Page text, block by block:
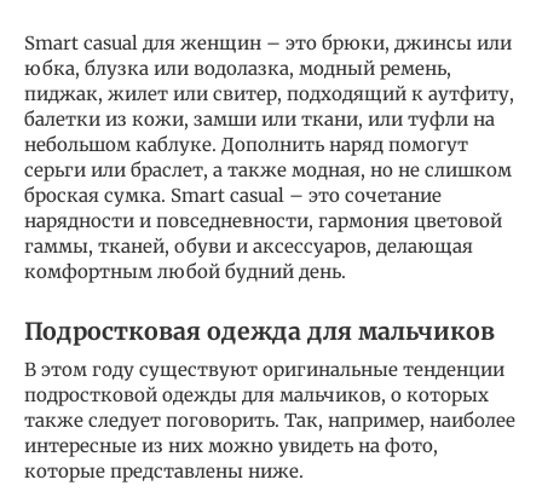
Smart casual для женщин – это брюки, джинсы или
юбка, блузка или водолазка, модный ремень,
пиджак, жилет или свитер, подходящий к аутфиту,
балетки из кожи, замши или ткани, или туфли на
небольшом каблуке. Дополнить наряд помогут
серьги или браслет, а также модная, но не слишком
броская сумка. Smart casual – это сочетание
нарядности и повседневности, гармония цветовой
гаммы, тканей, обуви и аксессуаров, делающая
комфортным любой будний день.
Подростковая одежда для мальчиков
В этом году существуют оригинальные тенденции
подростковой одежды для мальчиков, о которых
также следует поговорить. Так, например, наиболее
интересные из них можно увидеть на фото,
которые представлены ниже.